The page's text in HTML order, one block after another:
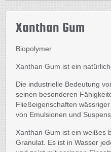
Xanthan Gum
Biopolymer
Xanthan Gum ist ein
Die industrielle Bedeutung
seinen besonderen
Fließeigenschaften
von Emulsionen und
Xanthan Gum ist ein weißes
Granulat. Es ist in Wasser